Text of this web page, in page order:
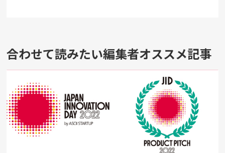
合わせて読みたい編集者オススメ記事